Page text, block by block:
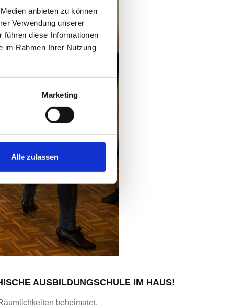
anbieten zu können
Verwendung unserer
führen diese Informationen
im Rahmen Ihrer Nutzung
Marketing
Alle zulassen
AUSBILDUNGSCHULE IM HAUS!
beheimatet.